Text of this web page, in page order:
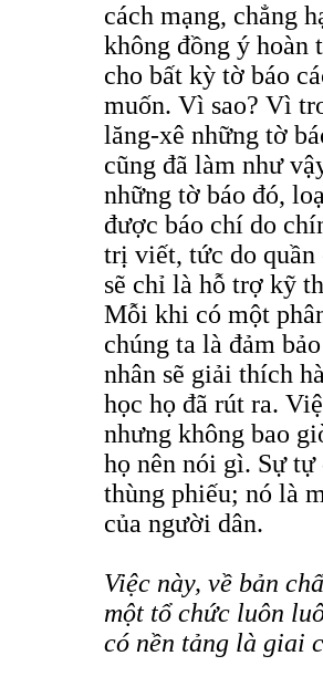
cách mạng, chẳng
không đồng ý hoàn
cho bất kỳ tờ báo
muốn. Vì sao? Vì
lăng-xê những tờ
cũng đã làm như
những tờ báo đó,
được báo chí do
trị viết, tức do quần
sẽ chỉ là hỗ trợ kỹ
Mỗi khi có một
chúng ta là đảm
nhân sẽ giải thích
học họ đã rút ra.
nhưng không bao
họ nên nói gì. Sự
thùng phiếu; nó là
của người dân.
Việc này, về bản
một tổ chức luôn
có nền tảng là giai